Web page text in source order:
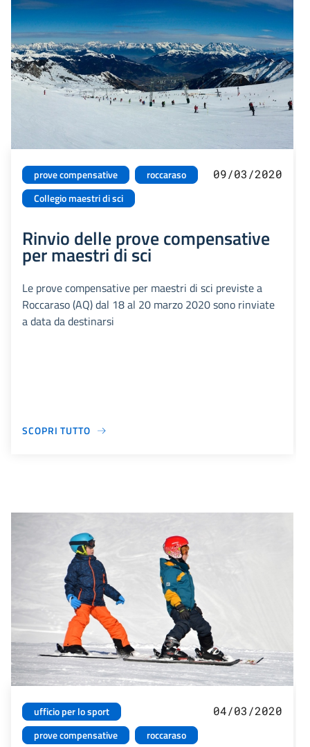
prove compensative
roccaraso
Collegio maestri di sci
09/03/2020
Rinvio delle prove compensative
per maestri di sci
Le prove compensative per maestri di sci previste a
Roccaraso (AQ) dal 18 al 20 marzo 2020 sono rinviate
a data da destinarsi
SCOPRI TUTTO
ufficio per lo sport
prove compensative
roccaraso
04/03/2020